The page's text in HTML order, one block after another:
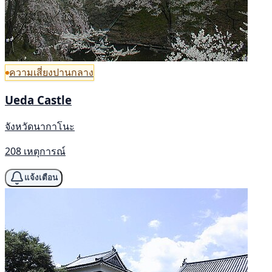
ความเสี่ยงปานกลาง
Ueda Castle
จังหวัดนากาโนะ
208 เหตุการณ์
แจ้งเตือน